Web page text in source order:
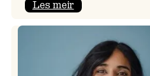
Les meir:
tilbake!